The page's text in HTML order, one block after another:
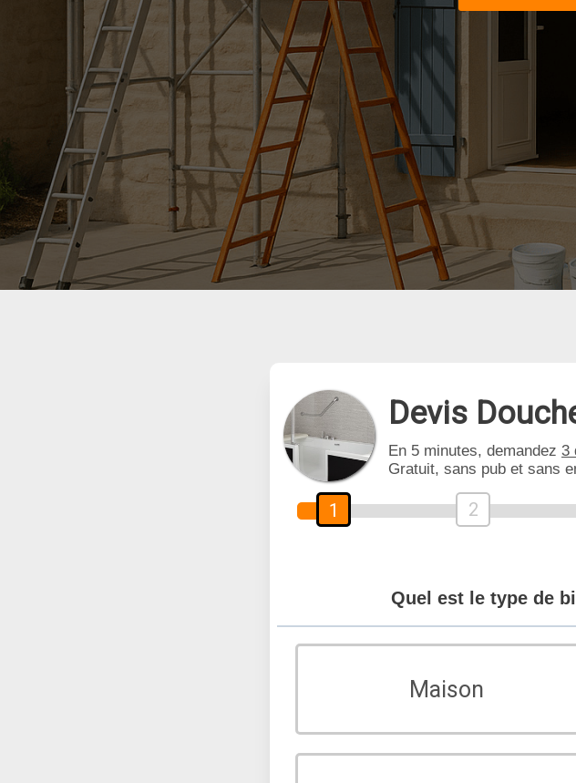
Devis
En 5 minutes, demandez 3
Gratuit, sans pub et sans
1 2
Quel est le type de
Maison